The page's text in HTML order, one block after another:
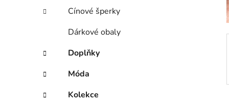
Cínové šperky
Dárkové obaly
Doplňky
Móda
Kolekce